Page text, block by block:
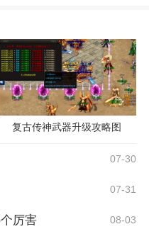
复古传神武器升级攻略图
07-30
07-31
厉害 08-03